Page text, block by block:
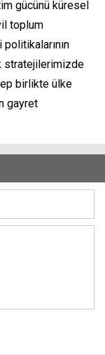
gücünü küresel
toplum
stratejilerimizde
birlikte ülke
gayret